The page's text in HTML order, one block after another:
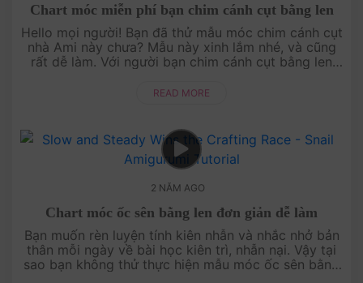
Chart móc miễn phí bạn chim cánh cụt bằng len
Hello mọi người! Bạn đã thử mẫu móc chim cánh cụt
nhà Ami này chưa? Mẫu này xinh lắm nhé, và cũng
rất dễ làm. Với người bạn chim cánh cụt bằng len
làm việc cũng rất x....
READ MORE
2 NĂM AGO
Chart móc ốc sên bằng len đơn giản dễ làm
Bạn muốn rèn luyện tính kiên nhẫn và nhắc nhở bản
thân mỗi ngày về bài học kiên trì, nhẫn nại. Vậy tại
sao bạn không thử thực hiện mẫu móc ốc sên bằng